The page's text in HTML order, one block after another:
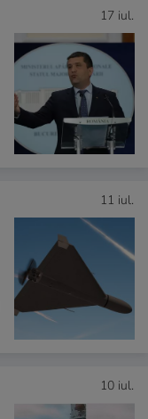
17 iul.
11 iul.
10 iul.